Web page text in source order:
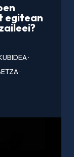
egitean
·
·